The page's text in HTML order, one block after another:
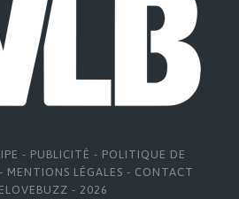
- PUBLICITÉ - POLITIQUE DE
- MENTIONS LÉGALES - CONTACT
- 2026